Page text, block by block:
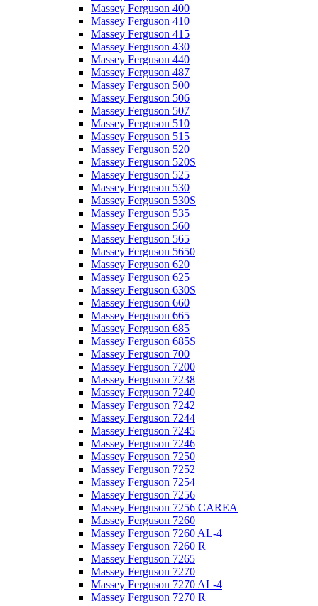
Massey Ferguson 400
Massey Ferguson 410
Massey Ferguson 415
Massey Ferguson 430
Massey Ferguson 440
Massey Ferguson 487
Massey Ferguson 500
Massey Ferguson 506
Massey Ferguson 507
Massey Ferguson 510
Massey Ferguson 515
Massey Ferguson 520
Massey Ferguson 520S
Massey Ferguson 525
Massey Ferguson 530
Massey Ferguson 530S
Massey Ferguson 535
Massey Ferguson 560
Massey Ferguson 565
Massey Ferguson 5650
Massey Ferguson 620
Massey Ferguson 625
Massey Ferguson 630S
Massey Ferguson 660
Massey Ferguson 665
Massey Ferguson 685
Massey Ferguson 685S
Massey Ferguson 700
Massey Ferguson 7200
Massey Ferguson 7238
Massey Ferguson 7240
Massey Ferguson 7242
Massey Ferguson 7244
Massey Ferguson 7245
Massey Ferguson 7246
Massey Ferguson 7250
Massey Ferguson 7252
Massey Ferguson 7254
Massey Ferguson 7256
Massey Ferguson 7256 CAREA
Massey Ferguson 7260
Massey Ferguson 7260 AL-4
Massey Ferguson 7260 R
Massey Ferguson 7265
Massey Ferguson 7270
Massey Ferguson 7270 AL-4
Massey Ferguson 7270 R